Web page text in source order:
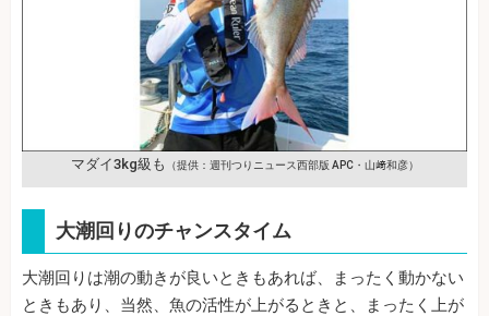
マダイ3kg級も （提供：週刊つりニュース西部版 APC・山﨑和彦）
大潮回りのチャンスタイム
大潮回りは潮の動きが良いときもあれば、まったく動かない
ときもあり、当然、魚の活性が上がるときと、まったく上が